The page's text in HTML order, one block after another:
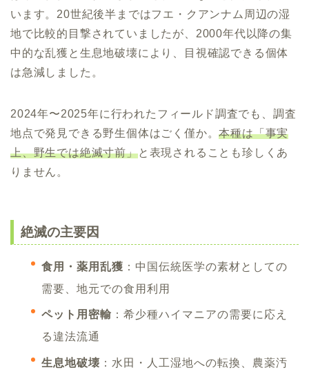
います。20世紀後半まではフエ・クアンナム周辺の湿
地で比較的目撃されていましたが、2000年代以降の集
中的な乱獲と生息地破壊により、目視確認できる個体
は急減しました。
2024年〜2025年に行われたフィールド調査でも、調査
地点で発見できる野生個体はごく僅か。本種は「事実
上、野生では絶滅寸前」と表現されることも珍しくあ
りません。
絶滅の主要因
食用・薬用乱獲 ：中国伝統医学の素材としての
需要、地元での食用利用
ペット用密輸 ：希少種ハイマニアの需要に応え
る違法流通
生息地破壊 ：水田・人工湿地への転換、農薬汚